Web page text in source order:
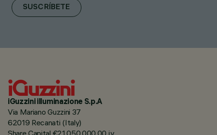
SUSCRÍBETE
iGuzzini illuminazione S.p.A
Via Mariano Guzzini 37
62019 Recanati (Italy)
Share Capital €21.050.000,00 i.v.